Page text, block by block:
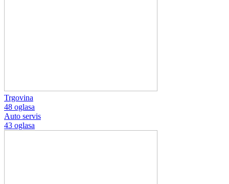
Trgovina
48 oglasa
Auto servis
43 oglasa